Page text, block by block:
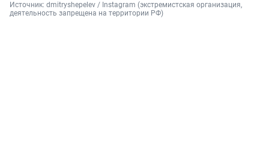
Источник: dmitryshepelev / Instagram (экстремистская организация,
деятельность запрещена на территории РФ)